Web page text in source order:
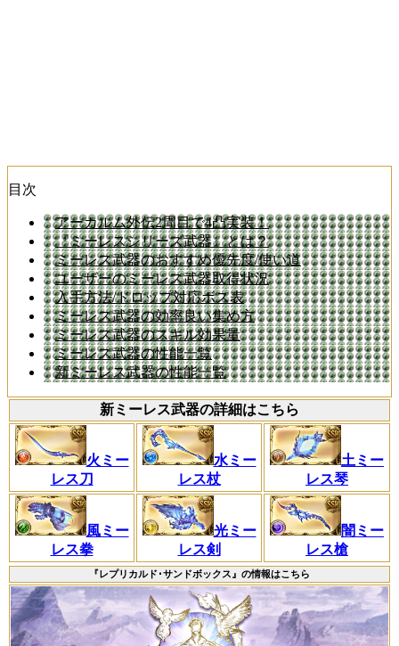
目次
アーカルム外伝2周目で4凸実装！
『ミーレスシリーズ武器』とは？
ミーレス武器のおすすめ優先度/使い道
ユーザーのミーレス武器取得状況
入手方法/ドロップ対応ボス表
ミーレス武器の効率良い集め方
ミーレス武器のスキル効果量
ミーレス武器の性能一覧
新ミーレス武器の性能一覧
新ミーレス武器の詳細はこちら
火ミー
レス刀
水ミー
レス杖
土ミー
レス琴
風ミー
レス拳
光ミー
レス剣
闇ミー
レス槍
『レプリカルド･サンドボックス』の情報はこちら